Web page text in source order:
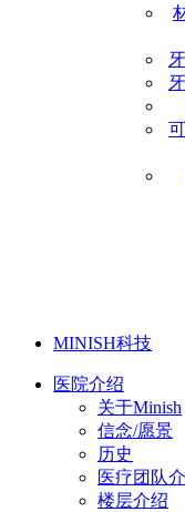
MINISH科技
医院介绍
关于Minish
信念/愿景
历史
医疗团队
楼层介绍